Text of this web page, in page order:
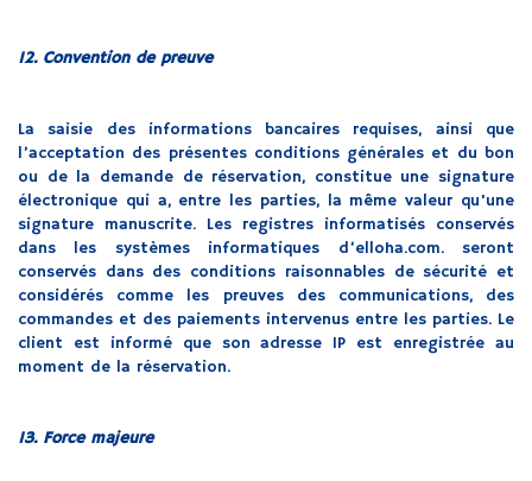
12. Convention de preuve
La saisie des informations bancaires requises, ainsi que
l’acceptation des présentes conditions générales et du bon
ou de la demande de réservation, constitue une signature
électronique qui a, entre les parties, la même valeur qu'une
signature manuscrite. Les registres informatisés conservés
dans les systèmes informatiques d’elloha.com. seront
conservés dans des conditions raisonnables de sécurité et
considérés comme les preuves des communications, des
commandes et des paiements intervenus entre les parties. Le
client est informé que son adresse IP est enregistrée au
moment de la réservation.
13. Force majeure